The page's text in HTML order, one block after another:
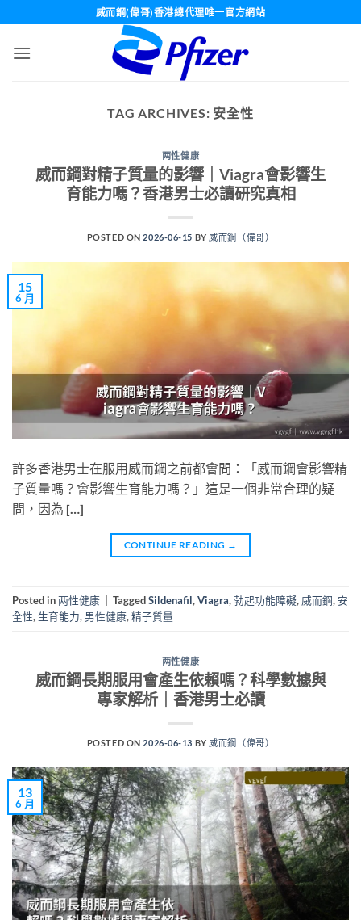
content
威而鋼(偉哥)香港總代理唯一官方網站
TAG ARCHIVES: 安全性
两性健康
威而鋼對精子質量的影響｜Viagra會影響生
育能力嗎？香港男士必讀研究真相
POSTED ON2026-06-15 BY 威而鋼（偉哥）
15
6 月
許多香港男士在服用威而鋼之前都會問：「威而鋼會影響精
子質量嗎？會影響生育能力嗎？」這是一個非常合理的疑
問，因為 […]
CONTINUE READING →
Posted in两性健康 TaggedSildenafil,Viagra,勃起功能障礙, 威而鋼,安
全性,生育能力, 男性健康,精子質量
两性健康
威而鋼長期服用會產生依賴嗎？科學數據與
專家解析｜香港男士必讀
POSTED ON2026-06-13 BY 威而鋼（偉哥）
13
6 月